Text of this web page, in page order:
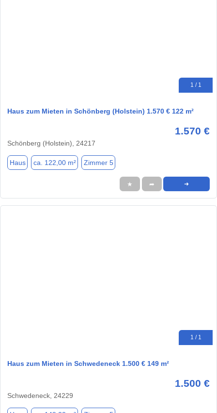
1 / 1
Haus zum Mieten in Schönberg (Holstein) 1.570 € 122 m²
1.570 €
Schönberg (Holstein), 24217
Haus ca. 122,00 m² Zimmer 5
★ ➦ ➜
1 / 1
Haus zum Mieten in Schwedeneck 1.500 € 149 m²
1.500 €
Schwedeneck, 24229